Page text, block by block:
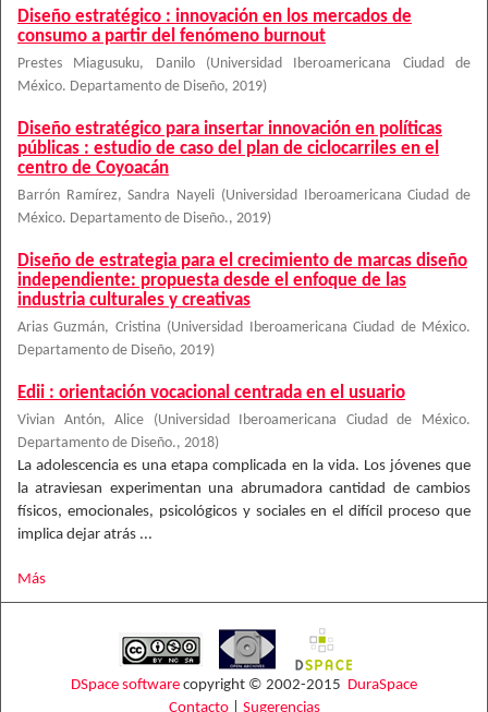
Diseño estratégico : innovación en los mercados de
consumo a partir del fenómeno burnout
Prestes Miagusuku, Danilo (Universidad Iberoamericana Ciudad de
México. Departamento de Diseño, 2019)
Diseño estratégico para insertar innovación en políticas
públicas : estudio de caso del plan de ciclocarriles en el
centro de Coyoacán
Barrón Ramírez, Sandra Nayeli (Universidad Iberoamericana Ciudad de
México. Departamento de Diseño., 2019)
Diseño de estrategia para el crecimiento de marcas diseño
independiente: propuesta desde el enfoque de las
industria culturales y creativas
Arias Guzmán, Cristina (Universidad Iberoamericana Ciudad de México.
Departamento de Diseño, 2019)
Edii : orientación vocacional centrada en el usuario
Vivian Antón, Alice (Universidad Iberoamericana Ciudad de México.
Departamento de Diseño., 2018)
La adolescencia es una etapa complicada en la vida. Los jóvenes que
la atraviesan experimentan una abrumadora cantidad de cambios
físicos, emocionales, psicológicos y sociales en el difícil proceso que
implica dejar atrás ...
Más
DSpace software copyright © 2002-2015 DuraSpace
Contacto| Sugerencias